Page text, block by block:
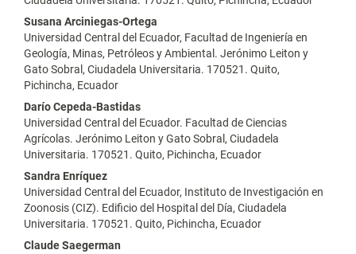
Susana Arciniegas-Ortega
Universidad Central del Ecuador, Facultad de Ingeniería en
Geología, Minas, Petróleos y Ambiental. Jerónimo Leiton y
Gato Sobral, Ciudadela Universitaria. 170521. Quito,
Pichincha, Ecuador
Darío Cepeda-Bastidas
Universidad Central del Ecuador. Facultad de Ciencias
Agrícolas. Jerónimo Leiton y Gato Sobral, Ciudadela
Universitaria. 170521. Quito, Pichincha, Ecuador
Sandra Enríquez
Universidad Central del Ecuador, Instituto de Investigación en
Zoonosis (CIZ). Edificio del Hospital del Día, Ciudadela
Universitaria. 170521. Quito, Pichincha, Ecuador
Claude Saegerman